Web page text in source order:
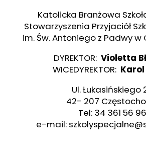
Katolicka Branżowa
Stowarzyszenia Przyjaciół
im. Św. Antoniego z Padwy
DYREKTOR: Violetta
WICEDYREKTOR: Karol
Ul. Łukasińskiego
42- 207
Tel: 34 361 56 96
e-mail: